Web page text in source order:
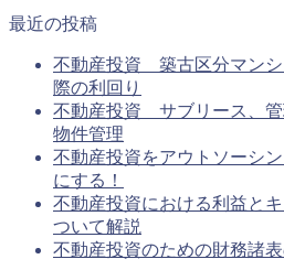
最近の投稿
不動産投資 築古区分マンシ
際の利回り
不動産投資 サブリース、
物件管理
不動産投資をアウトソーシ
にする！
不動産投資における利益と
ついて解説
不動産投資のための財務諸